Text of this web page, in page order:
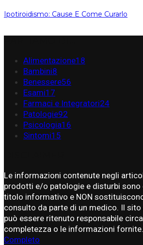
Ipotiroidismo: Cause E Come Curarlo
Alimentazione18
Bambini8
Benessere56
Esami17
Farmaci e Integratori24
Patologie92
Psicologia16
Sintomi15
Le informazioni contenute negli
prodotti e/o patologie e disturbi sono
titolo informativo e NON
consulto da parte di un medico. Il
può essere ritenuto responsabile
completezza o le informazioni fornite.
Completo